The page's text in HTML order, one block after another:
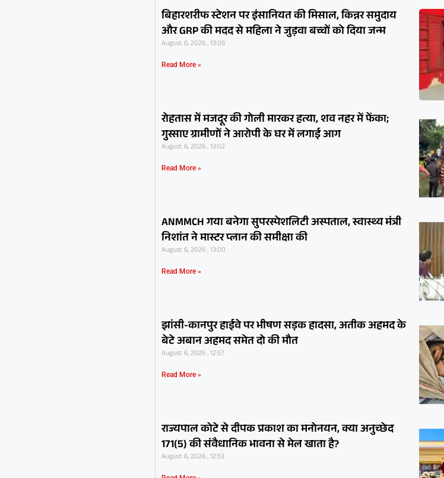
बिहारशरीफ स्टेशन पर इंसानियत की मिसाल, किन्नर समुदाय
और GRP की मदद से महिला ने जुड़वा बच्चों को दिया जन्म
August 6, 2026 , 13:06
Read More »
रोहतास में मजदूर की गोली मारकर हत्या, शव नहर में फेंका;
गुस्साए ग्रामीणों ने आरोपी के घर में लगाई आग
August 6, 2026 , 13:02
Read More »
ANMMCH गया बनेगा सुपरस्पेशलिटी अस्पताल, स्वास्थ्य मंत्री
निशांत ने मास्टर प्लान की समीक्षा की
August 6, 2026 , 13:00
Read More »
झांसी-कानपुर हाईवे पर भीषण सड़क हादसा, अतीक अहमद के
बेटे अबान अहमद समेत दो की मौत
August 6, 2026 , 12:57
Read More »
राज्यपाल कोटे से दीपक प्रकाश का मनोनयन, क्या अनुच्छेद
171(5) की संवैधानिक भावना से मेल खाता है?
August 6, 2026 , 12:53